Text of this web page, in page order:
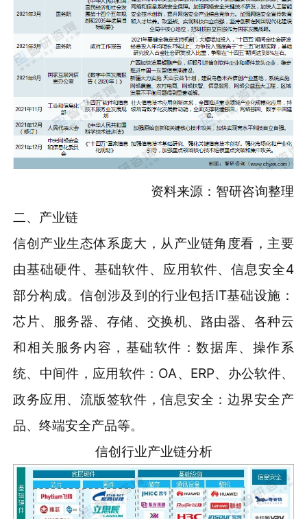
资料来源：智研咨询整理
二、产业链
信创产业生态体系庞大，从产业链角度看，主要
由基础硬件、基础软件、应用软件、信息安全4
部分构成。信创涉及到的行业包括IT基础设施：
芯片、服务器、存储、交换机、路由器、各种云
和相关服务内容，基础软件：数据库、操作系
统、中间件，应用软件：OA、ERP、办公软件、
政务应用、流版签软件，信息安全：边界安全产
品、终端安全产品等。
信创行业产业链分析